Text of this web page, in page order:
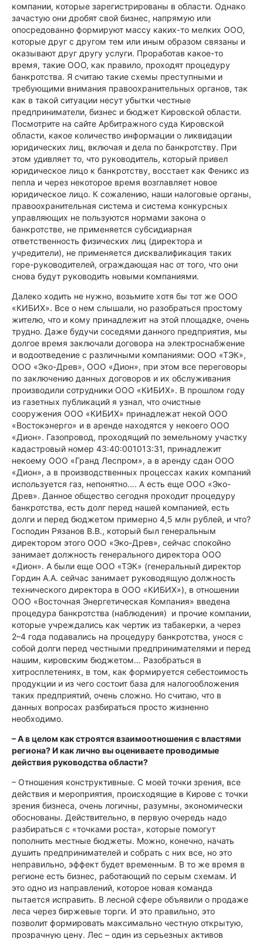
компании, которые зарегистрированы в области. Однако
зачастую они дробят свой бизнес, напрямую или
опосредованно формируют массу каких-то мелких ООО,
которые друг с другом тем или иным образом связаны и
оказывают друг другу услуги. Проработав какое-то
время, такие ООО, как правило, проходят процедуру
банкротства. Я считаю такие схемы преступными и
требующими внимания правоохранительных органов, так
как в такой ситуации несут убытки честные
предприниматели, бизнес и бюджет Кировской области.
Посмотрите на сайте Арбитражного суда Кировской
области, какое количество информации о ликвидации
юридических лиц, включая и дела по банкротству. При
этом удивляет то, что руководитель, который привел
юридическое лицо к банкротству, восстает как Феникс из
пепла и через некоторое время возглавляет новое
юридическое лицо. К сожалению, наши налоговые органы,
правоохранительная система и система конкурсных
управляющих не пользуются нормами закона о
банкротстве, не применяется субсидиарная
ответственность физичес­ких лиц (директора и
учредители), не применяется дисквалификация таких
горе-руководителей, ограждающая нас от того, что они
снова будут руководить новыми компаниями.
Далеко ходить не нужно, возьмите хотя бы тот же ООО
«КИБИХ». Все о нем слышали, но разобраться простому
жителю, что и кому принадлежит на этой площадке, очень
трудно. Даже будучи соседями данного предприятия, мы
долгое время заключали договора на электроснабжение
и водоотведение с различными компаниями: ООО «ТЭК»,
ООО «Эко-Древ», ООО «Дион», при этом все переговоры
по заключению данных договоров и их обслуживания
производили сотрудники ООО «КИБИХ». В прошлом году
из газетных публикаций я узнал, что очистные
сооружения ООО «КИБИХ» принадлежат некой ООО
«Востокэнерго» и в аренде находятся у некоего ООО
«Дион». Газопровод, проходящий по земельному участку
кадастровый номер 43:40:001013:31, принадлежит
некоему ООО «Гранд Леспром», а в аренду сдан ООО
«Дион», а в производственных процессах каких компаний
используется газ, непонятно…. А есть еще ООО «Эко-
Древ». Данное общество сегодня проходит процедуру
банкротства, есть долг перед нашей компанией, есть
долги и перед бюджетом примерно 4,5 млн рублей, и что?
Господин Рязанов В.В., который был генеральным
директором этого ООО «Эко-Древ», сейчас спокойно
занимает должность генерального директора ООО
«Дион». А были еще ООО «ТЭК» (генеральный директор
Гордин А.А. сейчас занимает руководящую должность
технического директора в ООО «КИБИХ»), в отношении
ООО «Восточная Энергетическая Компания» введена
процедура банкротства (наблюдения) и прочие компании,
которые учреждались как чертик из табакерки, а через
2–4 года подавались на процедуру банкротства, унося с
собой долги перед честными предпринимателями и перед
нашим, кировским бюджетом… Разобраться в
хитросплетениях, в том, как формируется себестоимость
продукции и из чего состоит база для налогообложения
таких предприятий, очень сложно. Но считаю, что в
данных вопросах разбираться просто жизненно
необходимо.
– А в целом как строятся взаимоотношения с властями
региона? И как лично вы оцениваете проводимые
действия руководства области?
– Отношения конструктивные. С моей точки зрения, все
действия и мероприятия, происходящие в Кирове с точки
зрения бизнеса, очень логичны, ра­зумны, экономически
обоснованы. Действительно, в первую очередь надо
разбираться с «точками роста», которые помогут
пополнить местные бюджеты. Можно, конечно, начать
душить предпринимателей и собрать с них все, но это
неправильно, эффект будет временным. В то же время в
регионе есть бизнес, работающий по серым схемам. И
это одно из направлений, которое новая команда
пытается исправить. В лесной сфере объявили о продаже
леса через биржевые торги. И это правильно, это
позволит формировать максимально честную открытую,
прозрачную цену. Лес – один из серьезных активов